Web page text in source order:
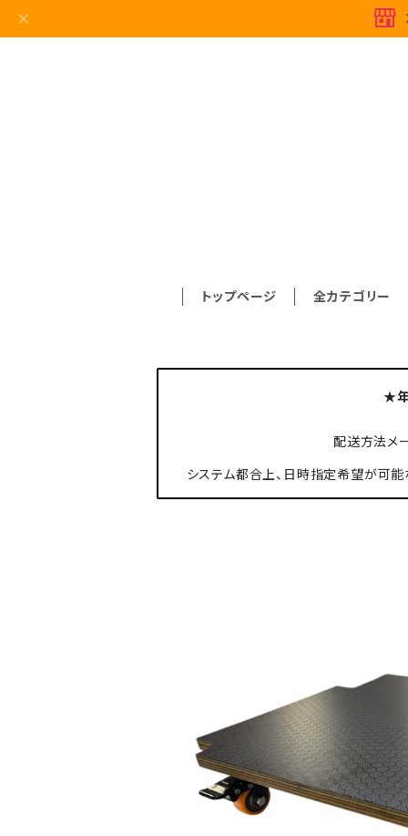
トップページ 全カテゴリー
★年
配送方法メ
システム都合上、日時指定希望が可